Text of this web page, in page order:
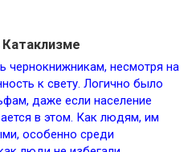
несмотря на
к свету. Логично было
даже если население
в этом. Как людям, им
особенно среди